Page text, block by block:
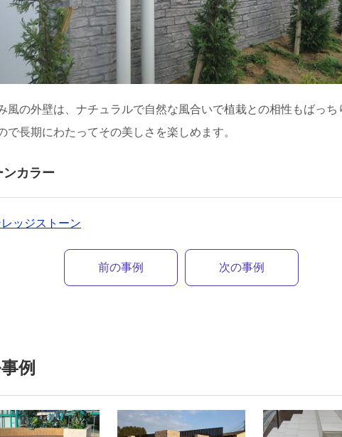
風の外壁は、ナチュラルで自然な風合いで植栽との相性もばっち
で長期にわたってその美しさを楽しめます。
ンカラー
ッジストーン
前の事例 次の事例
例